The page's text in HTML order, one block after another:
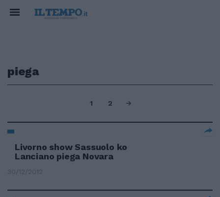
piega
1 2
Livorno show Sassuolo ko
Lanciano piega Novara
30/12/2012